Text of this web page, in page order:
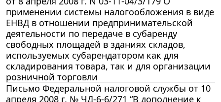
применении системы налогообложения в виде
ЕНВД в отношении предпринимательской
деятельности по передаче в субаренду
свободных площадей в зданиях складов,
используемых субарендатором как для
складирования товара, так и для организации
розничной торговли
Письмо Федеральной налоговой службы от 10
апреля 2008 г. № ЧД-6-6/271 “В дополнение к